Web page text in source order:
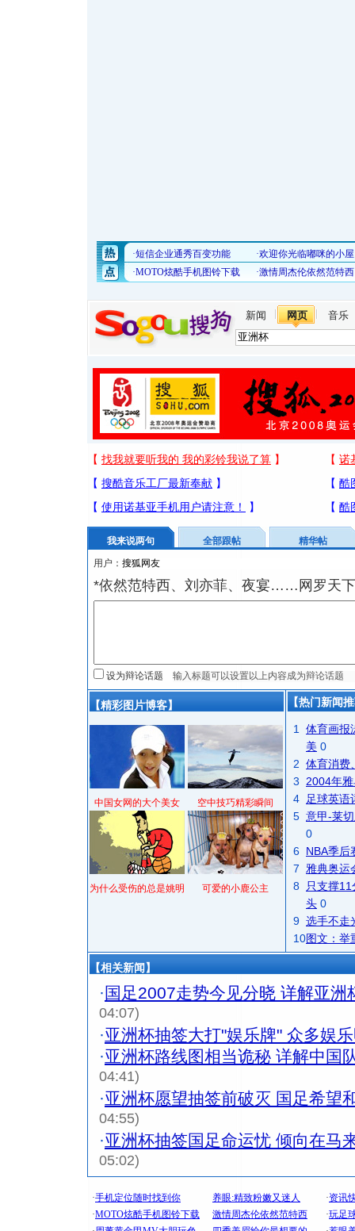
新闻 网页 音乐
我来说两句 全部跟帖
精华帖
用户：
*依然范特西、刘亦菲、夜宴……网罗天
设为辩论话题
【精彩图片博客】
中国女网的大个美女 空中技巧精彩瞬间
为什么受伤的总是姚明 可爱的小鹿公主
【热门新闻
1
体育画报
美 0
2 体育消费
3
2004年
4
足球英语
5 意甲-莱
0
6 NBA季后
7
雅典奥运
8
只支撑
头 0
9 选手不走
10图文：举
【相关新闻】
· 国足2007走势今见分晓 详解亚洲
04:07)
·亚洲杯抽签大打"娱乐牌" 众多娱
·亚洲杯路线图相当诡秘 详解中国
04:41)
·亚洲杯愿望抽签前破灭 国足希望
04:55)
·亚洲杯抽签国足命运忧 倾向在马
05:02)